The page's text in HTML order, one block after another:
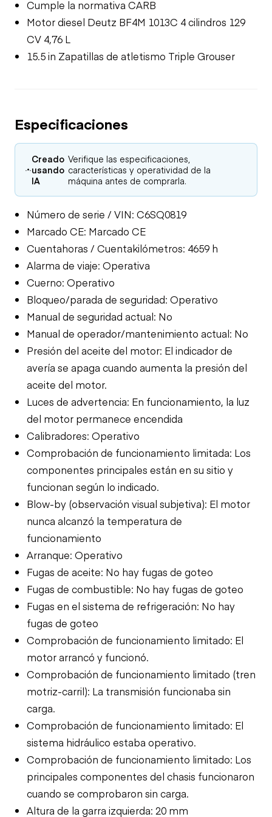
Cumple la normativa CARB
Motor diesel Deutz BF4M 1013C 4 cilindros 129
CV 4,76 L
15.5 in Zapatillas de atletismo Triple Grouser
Especificaciones
Creado
usando
IA
Verifique las especificaciones,
características y operatividad de la
máquina antes de comprarla.
Número de serie / VIN: C6SQ0819
Marcado CE: Marcado CE
Cuentahoras / Cuentakilómetros: 4659 h
Alarma de viaje: Operativa
Cuerno: Operativo
Bloqueo/parada de seguridad: Operativo
Manual de seguridad actual: No
Manual de operador/mantenimiento actual: No
Presión del aceite del motor: El indicador de
avería se apaga cuando aumenta la presión del
aceite del motor.
Luces de advertencia: En funcionamiento, la luz
del motor permanece encendida
Calibradores: Operativo
Comprobación de funcionamiento limitada: Los
componentes principales están en su sitio y
funcionan según lo indicado.
Blow-by (observación visual subjetiva): El motor
nunca alcanzó la temperatura de
funcionamiento
Arranque: Operativo
Fugas de aceite: No hay fugas de goteo
Fugas de combustible: No hay fugas de goteo
Fugas en el sistema de refrigeración: No hay
fugas de goteo
Comprobación de funcionamiento limitado: El
motor arrancó y funcionó.
Comprobación de funcionamiento limitado (tren
motriz-carril): La transmisión funcionaba sin
carga.
Comprobación de funcionamiento limitado: El
sistema hidráulico estaba operativo.
Comprobación de funcionamiento limitado: Los
principales componentes del chasis funcionaron
cuando se comprobaron sin carga.
Altura de la garra izquierda: 20 mm